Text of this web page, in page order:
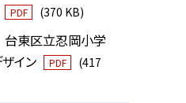
PDF (370 KB)
東区立忍岡小学
イン
PDF
(417